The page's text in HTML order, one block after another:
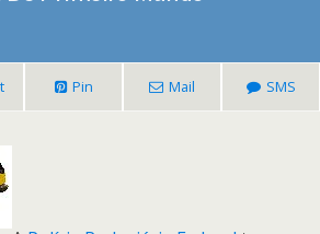
Pin Mail SMS